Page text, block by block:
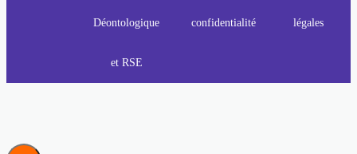
Déontologique
et RSE
confidentialité légales